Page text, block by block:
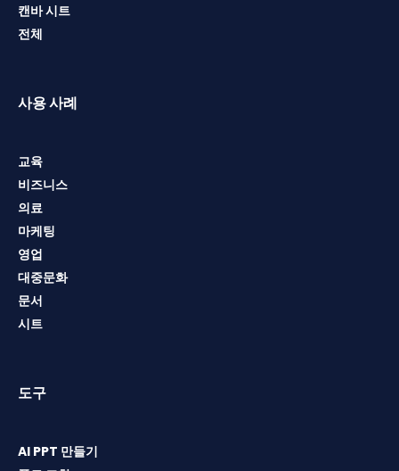
캔바 시트
전체
사용 사례
교육
비즈니스
의료
마케팅
영업
대중문화
문서
시트
도구
AI PPT 만들기